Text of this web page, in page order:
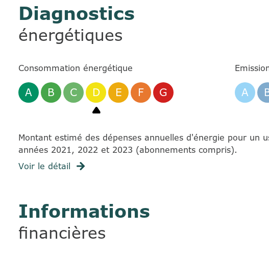
Diagnostics
énergétiques
Consommation énergétique
A B C D E F G A
Montant estimé des dépenses annuelles d'énergie pour
années 2021, 2022 et 2023 (abonnements compris).
Voir le détail
Informations
financières